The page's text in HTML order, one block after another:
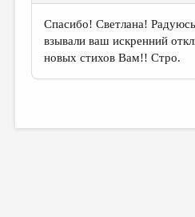
Спасибо! Светлана!
взывали ваш искренний
новых стихов Вам!! Стро.